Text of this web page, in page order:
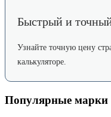
Быстрый и
Узнайте точную цену
калькуляторе.
Популярные марки